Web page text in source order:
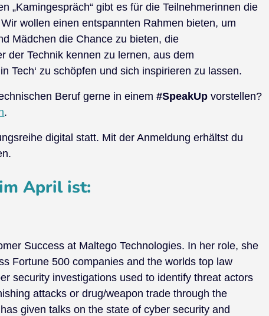
„Kamingespräch“ gibt es für die Teilnehmerinnen die
wollen einen entspannten Rahmen bieten, um
Mädchen die Chance zu bieten, die
der Technik kennen zu lernen, aus dem
Tech‘ zu schöpfen und sich inspirieren zu lassen.
Beruf gerne in einem#SpeakUp vorstellen?
.
digital statt. Mit der Anmeldung erhältst du
April ist:
Success at Maltego Technologies. In her role, she
Fortune 500 companies and the worlds top law
security investigations used to identify threat actors
attacks or drug/weapon trade through the
given talks on the state of cyber security and